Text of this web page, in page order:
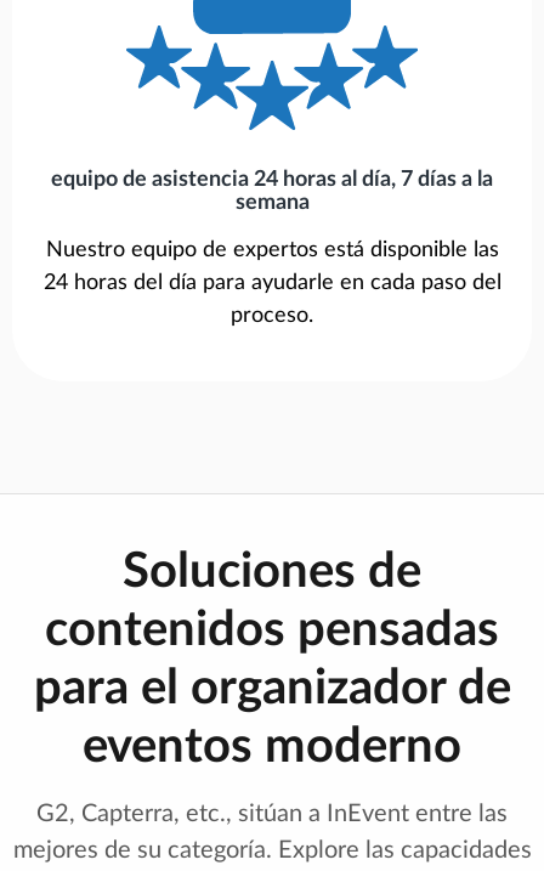
equipo de asistencia 24 horas al día, 7 días a la
semana
Nuestro equipo de expertos está disponible las
24 horas del día para ayudarle en cada paso del
proceso.
Soluciones de
contenidos pensadas
para el organizador de
eventos moderno
G2, Capterra, etc., sitúan a InEvent entre las
mejores de su categoría. Explore las capacidades